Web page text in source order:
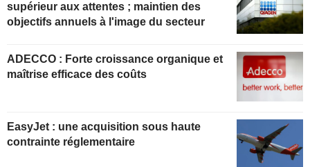
supérieur aux attentes ; maintien des
objectifs annuels à l'image du secteur
ADECCO : Forte croissance organique et
maîtrise efficace des coûts
EasyJet : une acquisition sous haute
contrainte réglementaire